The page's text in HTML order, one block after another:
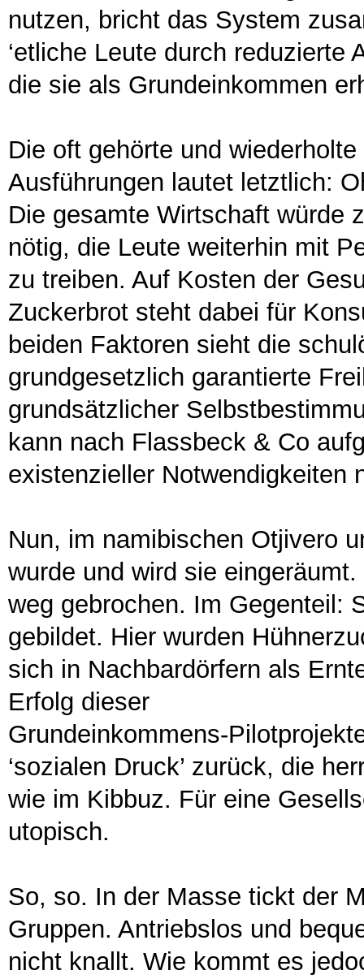
nutzen, bricht das System
‘etliche Leute durch reduzierte
die sie als Grundeinkommen
Die oft gehörte und
Ausführungen lautet letztlich:
Die gesamte Wirtschaft würde
nötig, die Leute weiterhin mit
zu treiben. Auf Kosten der
Zuckerbrot steht dabei für
beiden Faktoren sieht die
grundgesetzlich garantierte
grundsätzlicher
kann nach Flassbeck & Co
existenzieller Notwendigkeiten
Nun, im namibischen Otjivero
wurde und wird sie
weg gebrochen. Im Gegenteil:
gebildet. Hier wurden
sich in Nachbardörfern als
Erfolg dieser
Grundeinkommens-
‘sozialen Druck’ zurück, die
wie im Kibbuz. Für eine
utopisch.
So, so. In der Masse tickt der
Gruppen. Antriebslos und
nicht knallt. Wie kommt es